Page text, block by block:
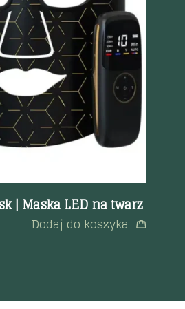
| Maska LED na twarz
Dodaj do koszyka